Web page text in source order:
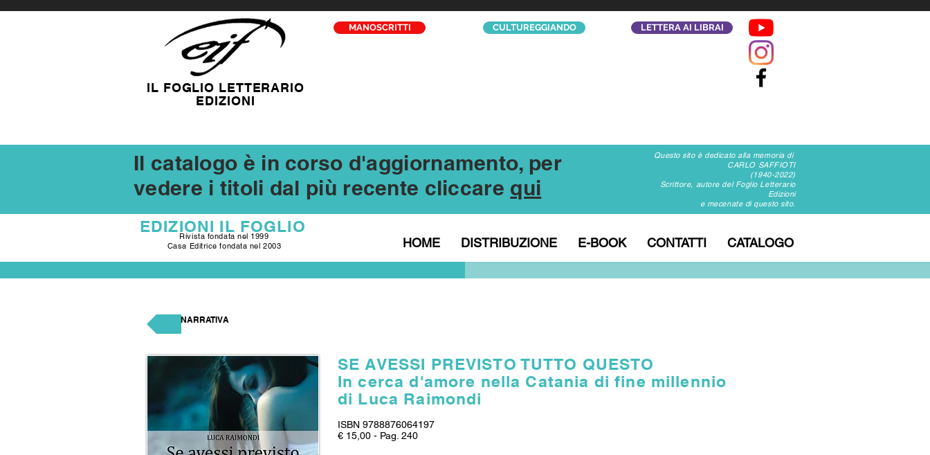
IL FOGLIO LETTERARIO
EDIZIONI
MANOSCRITTI CULTUREGGIANDO LETTERA AI LIBRAI
Il catalogo è in corso d'aggiornamento, per
vedere i titoli dal più recente cliccare qui
Questo sito è dedicato alla memoria di
CARLO SAFFIOTI
(1940-2022)
Scrittore, autore del Foglio Letterario
Edizioni
e mecenate di questo sito.
Rivista fondata nel 1999
Casa Editrice fondata nel 2003
HOME DISTRIBUZIONE E-BOOK CONTATTI CATALOGO
EDIZIONI IL FOGLIO
NARRATIVA
SE AVESSI PREVISTO TUTTO QUESTO
In cerca d'amore nella Catania di fine millennio
di Luca Raimondi
ISBN 9788876064197
€ 15,00 - Pag. 240